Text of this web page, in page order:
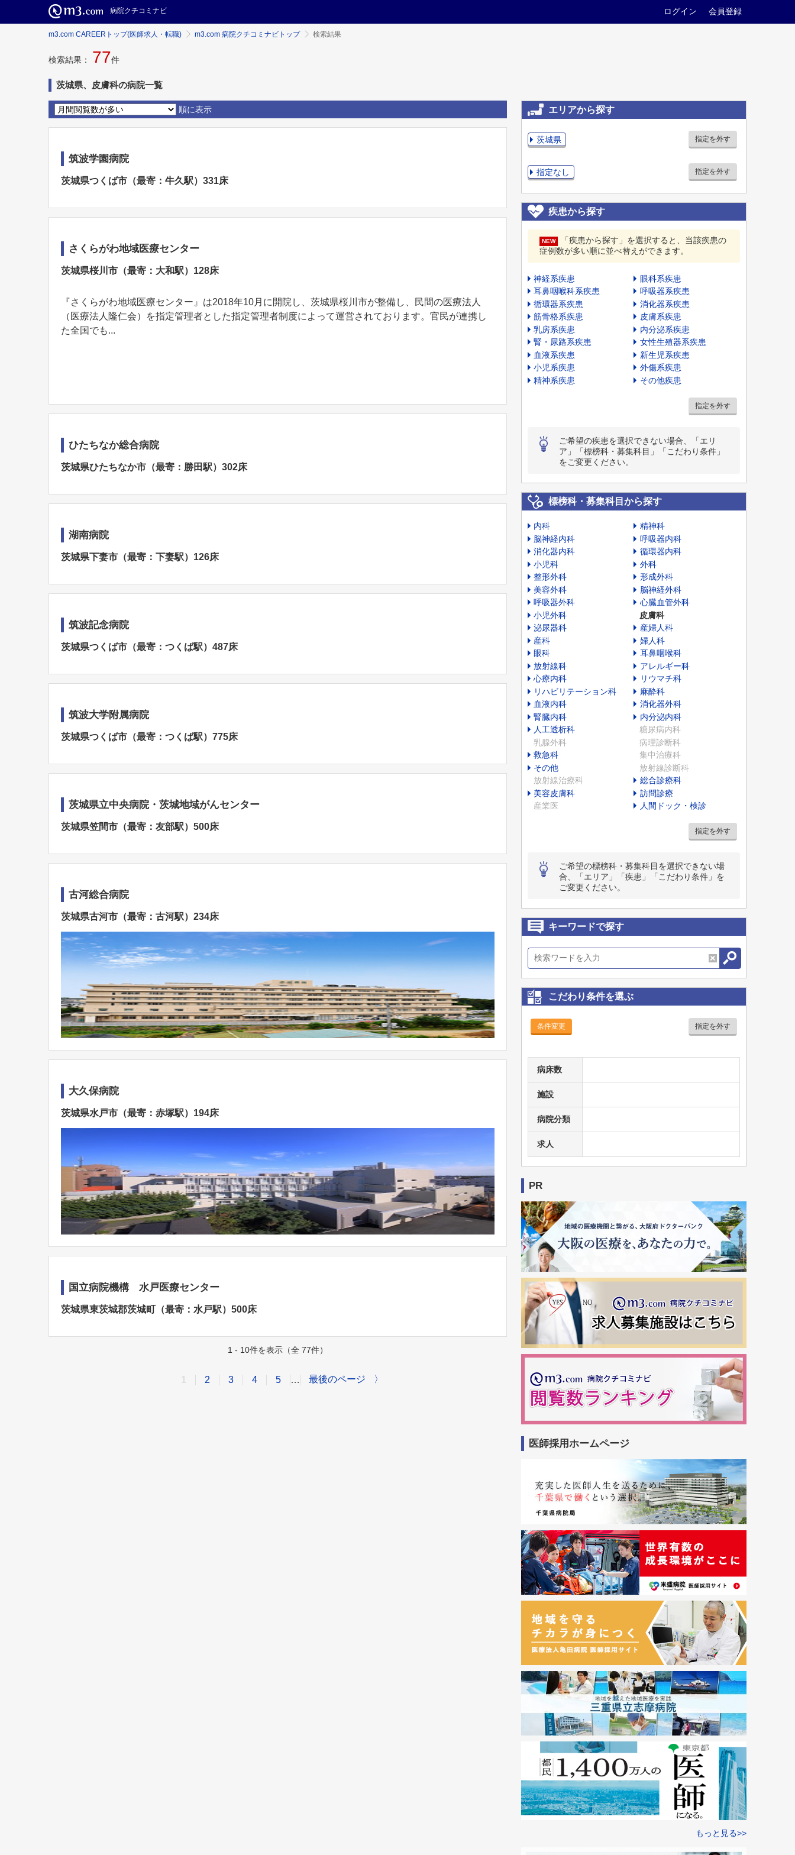
病院クチコミナビ ログイン 会員登録
m3.com CAREERトップ(医師求人・転職) m3.com 病院クチコミナビトップ 検索結果
検索結果： 77件
茨城県、皮膚科の病院一覧
順に表示
筑波学園病院
茨城県つくば市（最寄：牛久駅）331床
さくらがわ地域医療センター
茨城県桜川市（最寄：大和駅）128床
『さくらがわ地域医療センター』は2018年10月に開院し、茨城県桜川市が整備し、民間の医療法人
（医療法人隆仁会）を指定管理者とした指定管理者制度によって運営されております。官民が連携し
た全国でも...
ひたちなか総合病院
茨城県ひたちなか市（最寄：勝田駅）302床
湖南病院
茨城県下妻市（最寄：下妻駅）126床
筑波記念病院
茨城県つくば市（最寄：つくば駅）487床
筑波大学附属病院
茨城県つくば市（最寄：つくば駅）775床
茨城県立中央病院・茨城地域がんセンター
茨城県笠間市（最寄：友部駅）500床
古河総合病院
茨城県古河市（最寄：古河駅）234床
大久保病院
茨城県水戸市（最寄：赤塚駅）194床
国立病院機構 水戸医療センター
茨城県東茨城郡茨城町（最寄：水戸駅）500床
1 - 10件を表示（全 77件）
2 3 4 5 … 最後のページ 〉
エリアから探す
茨城県 指定を外す
指定なし 指定を外す
疾患から探す
NEW
「疾患から探す」を選択すると、当該疾患の
症例数が多い順に並べ替えができます。
神経系疾患
眼科系疾患
耳鼻咽喉科系疾患
呼吸器系疾患
循環器系疾患
消化器系疾患
筋骨格系疾患
皮膚系疾患
乳房系疾患
内分泌系疾患
腎・尿路系疾患
女性生殖器系疾患
血液系疾患
新生児系疾患
小児系疾患
外傷系疾患
精神系疾患
その他疾患
指定を外す
ご希望の疾患を選択できない場合、「エリ
ア」「標榜科・募集科目」「こだわり条件」
をご変更ください。
標榜科・募集科目から探す
内科
精神科
脳神経内科
呼吸器内科
消化器内科
循環器内科
小児科
外科
整形外科
形成外科
美容外科
脳神経外科
呼吸器外科
心臓血管外科
小児外科
皮膚科
泌尿器科
産婦人科
産科
婦人科
眼科
耳鼻咽喉科
放射線科
アレルギー科
心療内科
リウマチ科
リハビリテーション科
麻酔科
血液内科
消化器外科
腎臓内科
内分泌内科
人工透析科
糖尿病内科
乳腺外科
病理診断科
救急科
集中治療科
その他
放射線診断科
放射線治療科
総合診療科
美容皮膚科
訪問診療
産業医
人間ドック・検診
指定を外す
ご希望の標榜科・募集科目を選択できない場
合、「エリア」「疾患」「こだわり条件」を
ご変更ください。
キーワードで探す
こだわり条件を選ぶ
条件変更 指定を外す
病床数
施設
病院分類
求人
PR
医師採用ホームページ
もっと見る>>